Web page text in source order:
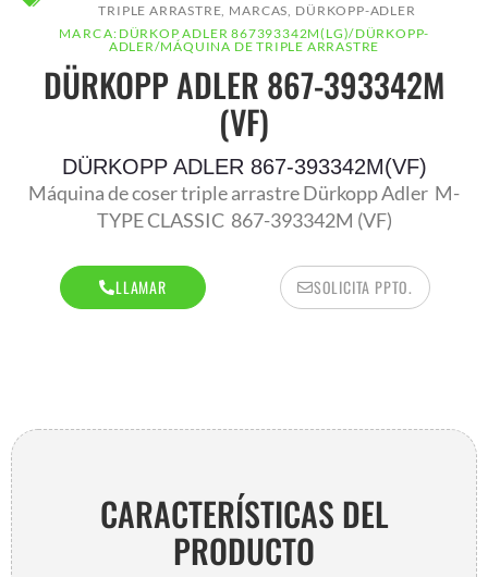
TRIPLE ARRASTRE MARCAS DÜRKOPP-ADLER
MARCA: DÜRKOP ADLER 867393342M(LG)/DÜRKOPP-
ADLER/MÁQUINA DE TRIPLE ARRASTRE
DÜRKOPP ADLER 867-393342M
(VF)
DÜRKOPP ADLER 867-393342M(VF)
Máquina de coser triple arrastre Dürkopp Adler M-
TYPE CLASSIC 867-393342M (VF)
LLAMAR SOLICITA PPTO.
CARACTERÍSTICAS DEL
PRODUCTO